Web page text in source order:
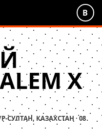
В
X
СУЛТАН, КАЗАХСТАН · 08